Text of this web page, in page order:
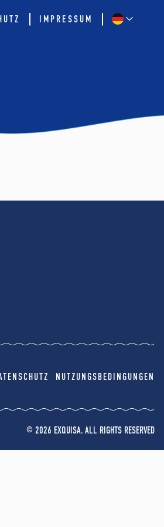
IMPRESSUM
NUTZUNGSBEDINGUNGEN
© 2026 EXQUISA. ALL RIGHTS RESERVED